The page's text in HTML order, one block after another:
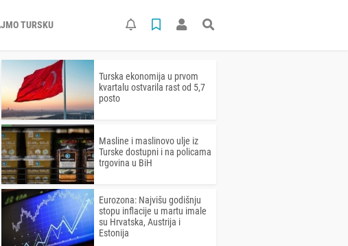
TURSKU
Turska ekonomija u prvom
kvartalu ostvarila rast od 5,7
posto
Masline i maslinovo ulje iz
Turske dostupni i na policama
trgovina u BiH
Eurozona: Najvišu godišnju
stopu inflacije u martu imale
su Hrvatska, Austrija i
Estonija